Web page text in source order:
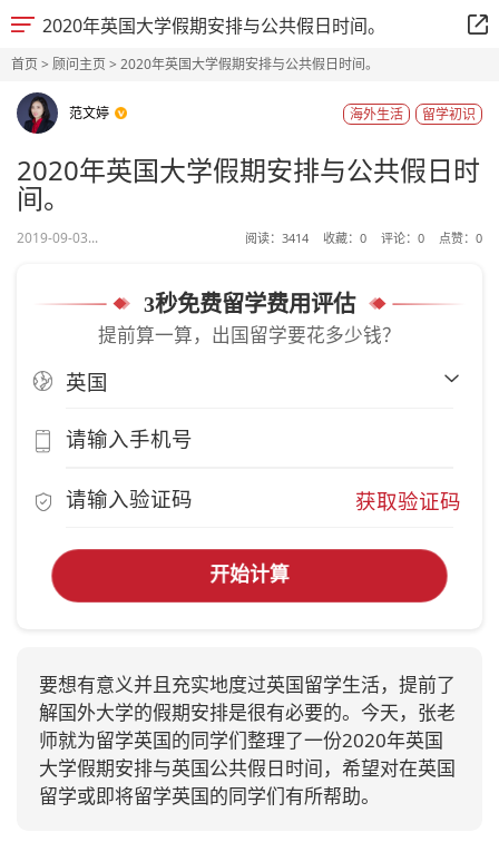
2020年英国大学假期安排与公共假日时间。
首页> 顾问主页> 2020年英国大学假期安排与公共假日时间。
范文婷 留学初识
海外生活
2020年英国大学假期安排与公共假日时
间。
2019-09-03... 阅读： 3414 收藏： 0 评论： 0 点赞： 0
3秒免费留学费用评估
提前算一算，出国留学要花多少钱？
获取验证码
开始计算
要想有意义并且充实地度过英国留学生活，提前了
解国外大学的假期安排是很有必要的。今天，张老
师就为留学英国的同学们整理了一份2020年英国
大学假期安排与英国公共假日时间，希望对在英国
留学或即将留学英国的同学们有所帮助。